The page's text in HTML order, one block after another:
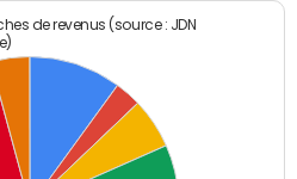
de revenus (source : JDN